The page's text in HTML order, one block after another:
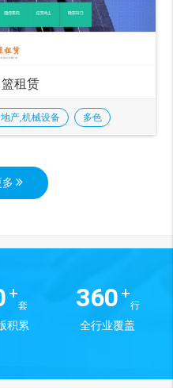
租赁
产,机械设备 多色
+
套
积累
360 +
行
全行业覆盖